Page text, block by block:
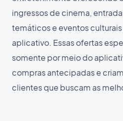
ingressos de cinema,
temáticos e eventos
aplicativo. Essas ofertas
somente por meio do
compras antecipadas e
clientes que buscam as